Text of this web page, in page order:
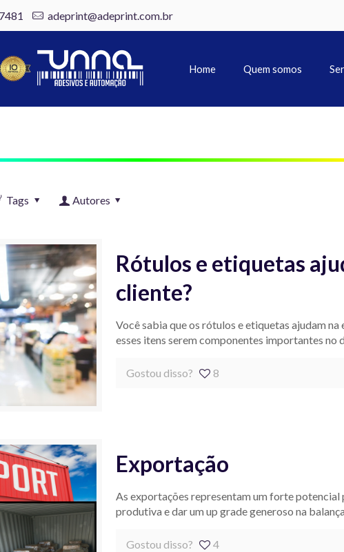
adeprint@adeprint.com.br
Home Quem somos
Tags Autores
Rótulos e etiquetas
cliente?
Você sabia que os rótulos e etiquetas ajudam
esses itens serem componentes importantes no
Gostou disso? 8
Exportação
As exportações representam um forte
produtiva e dar um up grade generoso na
Gostou disso? 4